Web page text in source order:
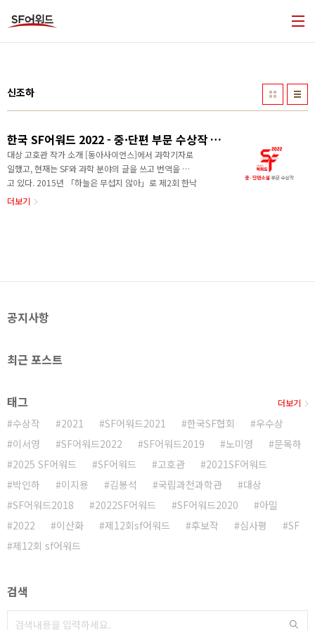
신조하
한국 SF어워드 2022 - 중·단편 부문 수상작 및 심사평
대상 고호관 작가 소개 [동아사이언스]에서 과학기자로
일했고, 현재는 SF와 과학 분야의 글을 쓰고 번역을 하
고 있다. 2015년 「하늘은 무섭지 않아」로 제2회 한낙
원과학소설상을, 2019년 「아직은 끝이 아니야」로 제
라 당황스러우면서도 기쁩니다. 비록 부지런하게 활동
로 더욱 정진하겠습니다. 우수상 이서영 작가 소개 이서
더보기
공지사항
최근 포스트
태그
수상작 2021 SF어워드2021 한국SF협회
우수상
이서영
SF어워드2022 SF어워드2019 노미영
문목하
2025 SF어워드
SF어워드 고호관
2021SF어워드
박인하
이지용 김봉석 국립과천과학관
대상
SF어워드2018
2022SF어워드 SF어워드2020
아밀
2022
이산화 제12회sf어워드 후보작 심사평
SF
제12회 sf어워드
더보기
검색